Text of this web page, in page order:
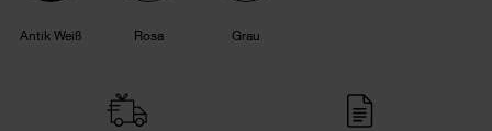
Antik Weiß Rosa Grau